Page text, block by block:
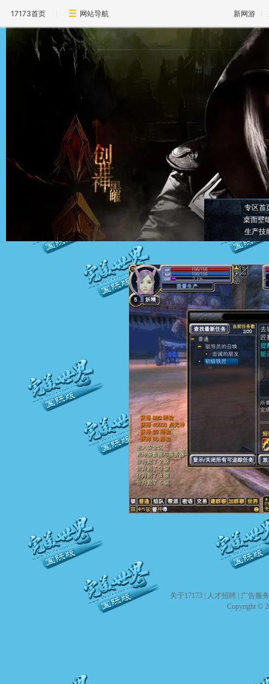
17173首页 网站导航 新网游
专区首
桌面壁
生产技
关于17173 人才招聘
广告服务
Copyright ©